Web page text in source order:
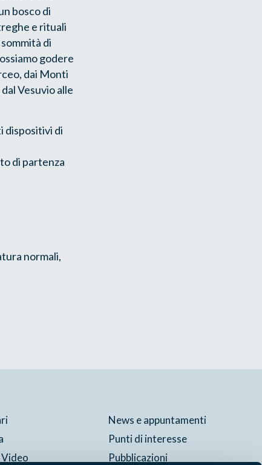
bosco di
e rituali
di
godere
dai Monti
Vesuvio alle
dispositivi di
di partenza
normali,
News e appuntamenti
Punti di interesse
Pubblicazioni